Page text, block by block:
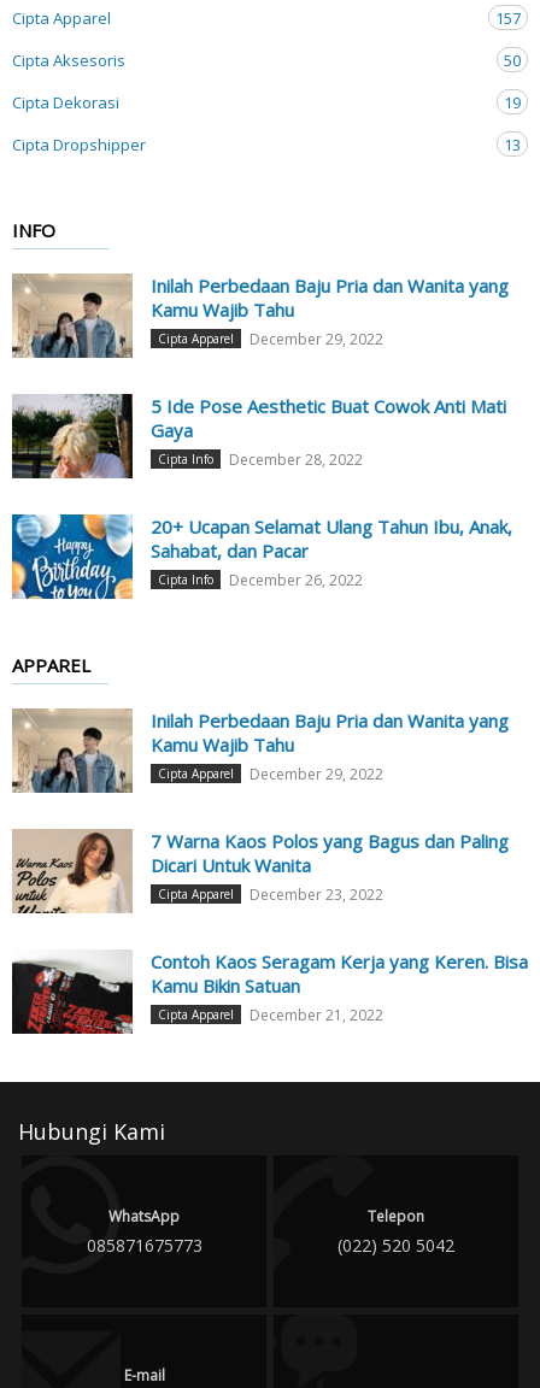
Cipta Apparel
157
Cipta Aksesoris
50
Cipta Dekorasi
19
Cipta Dropshipper
13
INFO
Inilah Perbedaan Baju Pria dan Wanita yang
Kamu Wajib Tahu
Cipta Apparel December 29, 2022
5 Ide Pose Aesthetic Buat Cowok Anti Mati
Gaya
Cipta Info December 28, 2022
20+ Ucapan Selamat Ulang Tahun Ibu, Anak,
Sahabat, dan Pacar
Cipta Info December 26, 2022
APPAREL
Inilah Perbedaan Baju Pria dan Wanita yang
Kamu Wajib Tahu
Cipta Apparel December 29, 2022
7 Warna Kaos Polos yang Bagus dan Paling
Dicari Untuk Wanita
Cipta Apparel December 23, 2022
Contoh Kaos Seragam Kerja yang Keren. Bisa
Kamu Bikin Satuan
Cipta Apparel December 21, 2022
Hubungi Kami
WhatsApp
085871675773
Telepon
(022) 520 5042
E-mail